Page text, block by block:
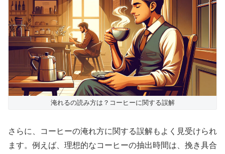
淹れるの読み方は？コーヒーに関する誤解
さらに、コーヒーの淹れ方に関する誤解もよく見受けられ
ます。例えば、理想的なコーヒーの抽出時間は、挽き具合